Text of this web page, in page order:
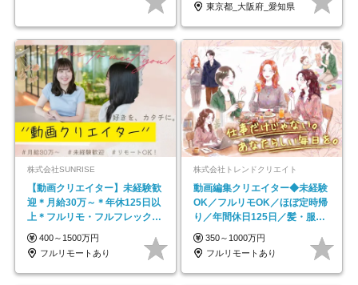
東京都_大阪府_愛知県
株式会社SUNRISE
【動画クリエイター】未経験歓
迎＊月給30万～＊年休125日以
上＊フルリモ・フルフレックス
◆10名の採用が決定◆
400～1500万円
フルリモートあり
株式会社トレンドクリエイト
動画編集クリエイター◆未経験
OK／フルリモOK／ほぼ定時帰
り／年間休日125日／髪・服・
ネイル自由／副業OK
350～1000万円
フルリモートあり